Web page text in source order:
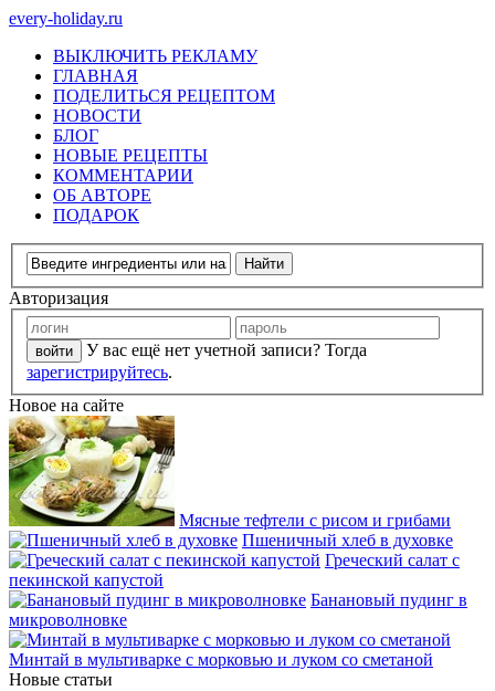
every-holiday.ru
ВЫКЛЮЧИТЬ РЕКЛАМУ
ГЛАВНАЯ
ПОДЕЛИТЬСЯ РЕЦЕПТОМ
НОВОСТИ
БЛОГ
НОВЫЕ РЕЦЕПТЫ
КОММЕНТАРИИ
ОБ АВТОРЕ
ПОДАРОК
Авторизация
У вас ещё нет учетной записи? Тогда
зарегистрируйтесь.
Новое на сайте
Мясные тефтели с рисом и грибами
Пшеничный хлеб в духовке
Греческий салат с
пекинской капустой
Банановый пудинг в
микроволновке
Минтай в мультиварке с морковью и луком со сметаной
Новые статьи